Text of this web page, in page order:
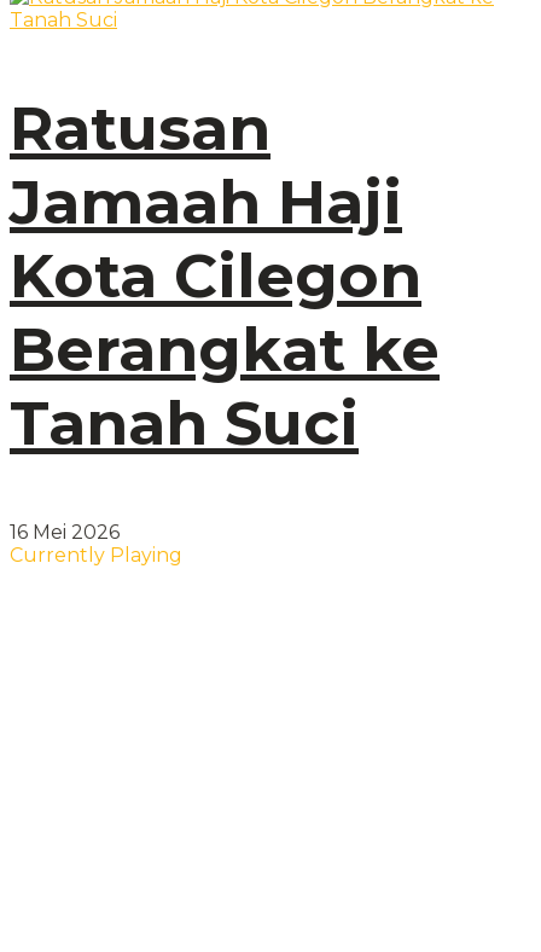
Ratusan
Jamaah Haji
Kota Cilegon
Berangkat ke
Tanah Suci
16 Mei 2026
Currently Playing